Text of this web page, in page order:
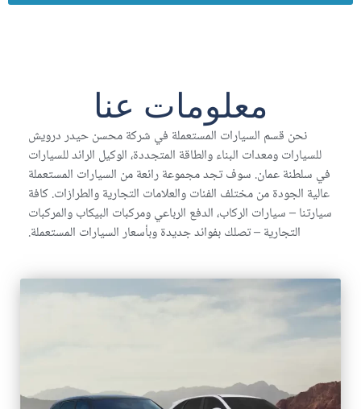
معلومات عنا
نحن قسم السيارات المستعملة في شركة محسن حيدر درويش
للسيارات ومعدات البناء والطاقة المتجددة، الوكيل الرائد للسيارات
في سلطنة عمان. سوف تجد مجموعة رائعة من السيارات المستعملة
عالية الجودة من مختلف الفئات والعلامات التجارية والطرازات. كافة
سيارتنا – سيارات الركاب، الدفع الرباعي ومركبات البيكاب والمركبات
التجارية – تصلك بفوائد جديدة وبأسعار السيارات المستعملة.